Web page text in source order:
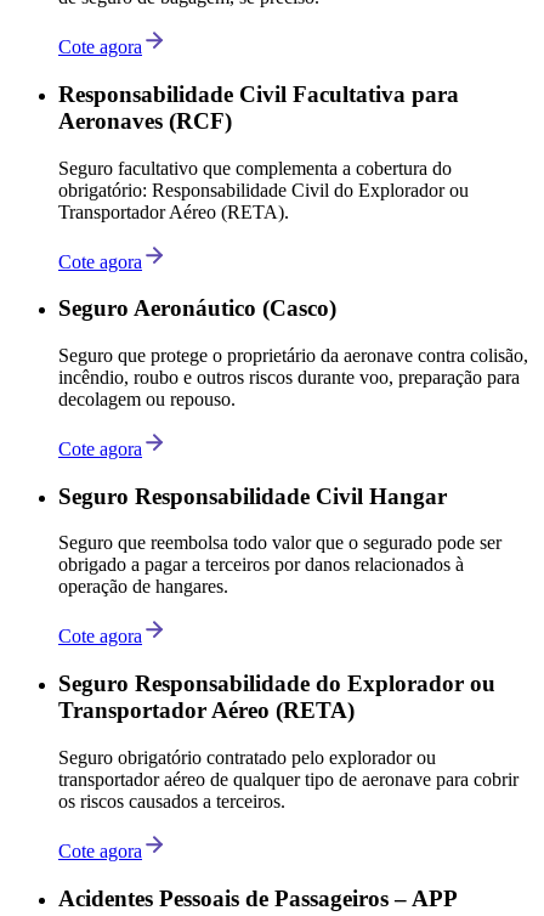
Cote agora
Responsabilidade Civil Facultativa para
Aeronaves (RCF)
Seguro facultativo que complementa a cobertura do
obrigatório: Responsabilidade Civil do Explorador ou
Transportador Aéreo (RETA).
Cote agora
Seguro Aeronáutico (Casco)
Seguro que protege o proprietário da aeronave contra colisão,
incêndio, roubo e outros riscos durante voo, preparação para
decolagem ou repouso.
Cote agora
Seguro Responsabilidade Civil Hangar
Seguro que reembolsa todo valor que o segurado pode ser
obrigado a pagar a terceiros por danos relacionados à
operação de hangares.
Cote agora
Seguro Responsabilidade do Explorador ou
Transportador Aéreo (RETA)
Seguro obrigatório contratado pelo explorador ou
transportador aéreo de qualquer tipo de aeronave para cobrir
os riscos causados a terceiros.
Cote agora
Acidentes Pessoais de Passageiros – APP